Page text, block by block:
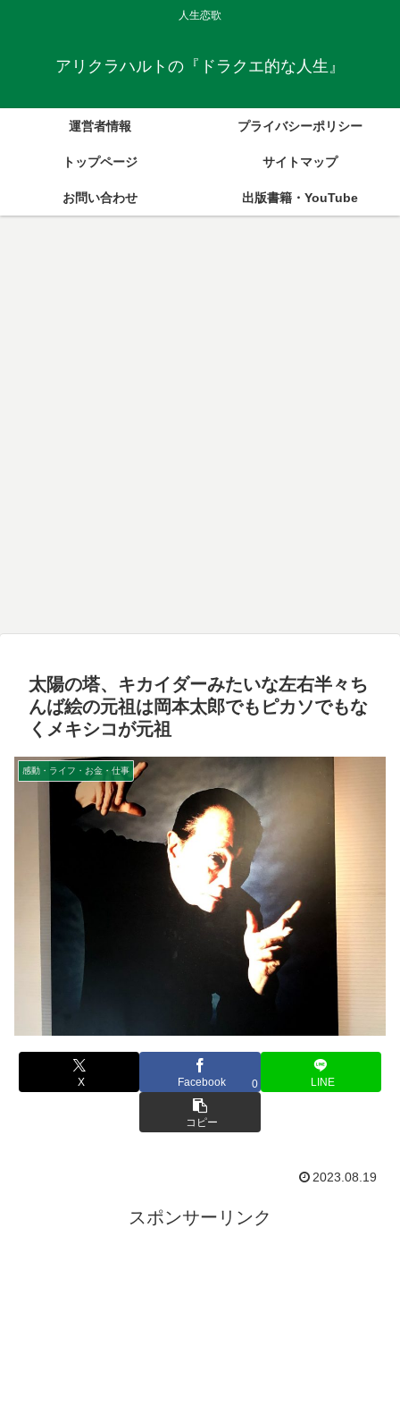
人生恋歌
アリクラハルトの『ドラクエ的な人生』
運営者情報 プライバシーポリシー
トップページ サイトマップ
お問い合わせ 出版書籍・YouTube
太陽の塔、キカイダーみたいな左右半々ち
んば絵の元祖は岡本太郎でもピカソでもな
くメキシコが元祖
感動・ライフ・お金・仕事
X Facebook 0 LINE
コピー
2023.08.19
スポンサーリンク